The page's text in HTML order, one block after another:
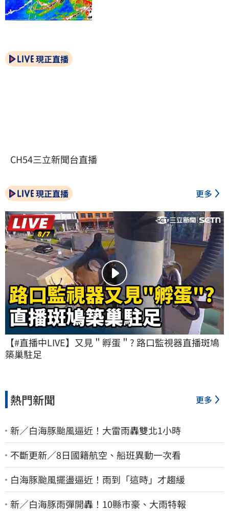
現正直播
CH54三立新聞台直播
現正直播 更多
【#直播中LIVE】又見＂孵蛋＂? 路口監視器直播斑鳩
築巢駐足
熱門新聞 更多
新／白海豚颱風逼近！大雷雨轟雙北1小時
不斷更新／8日國籍航空、船班異動一次看
白海豚颱風擺盪逼近！雨到「這時」才趨緩
新／白海豚雨彈開轟！10縣市豪、大雨特報